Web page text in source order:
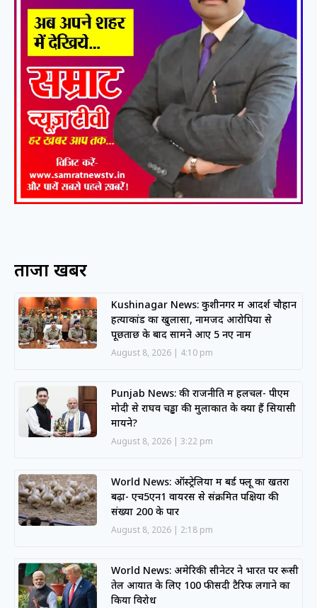
ताजा खबरें
Kushinagar News: कुशीनगर में आदर्श चौहान
हत्याकांड का खुलासा, नामजद आरोपियों से
पूछताछ के बाद सामने आए 5 नए नाम
August 8, 2026 4:10 pm
Punjab News: की राजनीति में हलचल- पीएम
मोदी से राघव चड्ढा की मुलाकात के क्या हैं सियासी
मायने?
August 8, 2026 3:22 pm
World News: ऑस्ट्रेलिया में बर्ड फ्लू का खतरा
बढ़ा- एच5एन1 वायरस से संक्रमित पक्षियों की
संख्या 200 के पार
August 8, 2026 2:18 pm
World News: अमेरिकी सीनेटर ने भारत पर रूसी
तेल आयात के लिए 100 फीसदी टैरिफ लगाने का
किया विरोध